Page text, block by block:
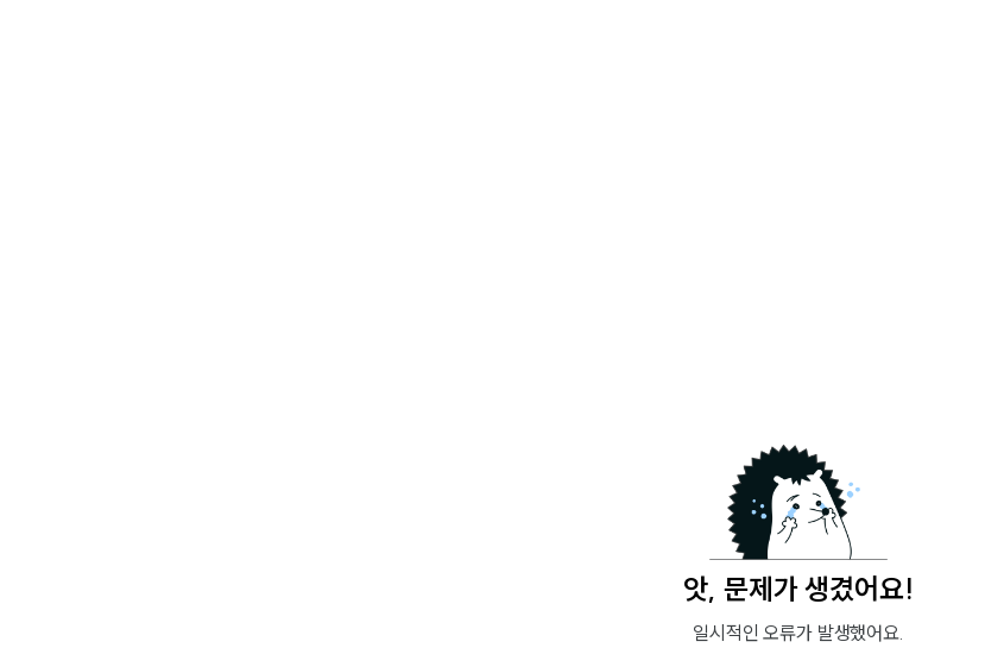
앗, 문제가 생겼어요!
일시적인 오류가 발생했어요.